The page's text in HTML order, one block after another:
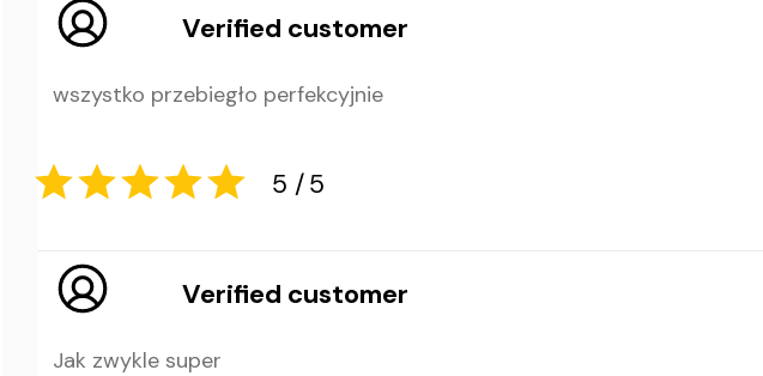
5 5
Verified customer
wszystko przebiegło perfekcyjnie
Verified customer
Jak zwykle super